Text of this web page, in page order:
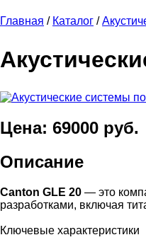
Главная / Каталог /
Цена: 69000 руб.
Описание
Canton GLE 20 — это
разработками, включая
Ключевые характеристики